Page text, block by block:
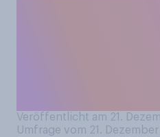
Veröffentlicht am 21.
Umfrage vom 21.